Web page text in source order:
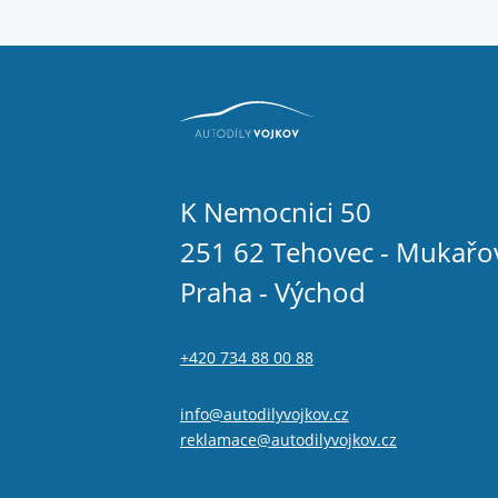
K Nemocnici 50
251 62 Tehovec -
Praha - Východ
+420 734 88 00 88
info@autodilyvojkov.cz
reklamace@autodilyvojkov.cz